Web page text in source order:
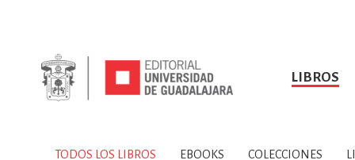
LIBROS
TODOS LOS LIBROS
SOBRE NOSOTROS HISTORIA
TODOS LOS LIBROS EBOOKS COLECCIONES